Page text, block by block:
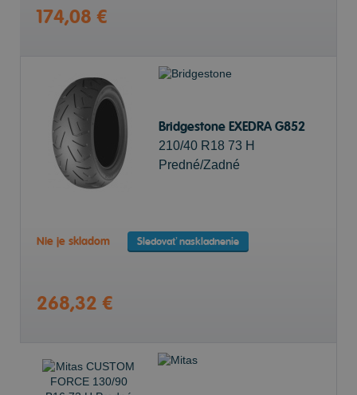
174,08 €
Bridgestone EXEDRA G852
210/40 R18 73 H
Predné/Zadné
Nie je skladom Sledovať naskladnenie
268,32 €